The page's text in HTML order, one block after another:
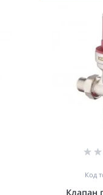
Код
Клапан